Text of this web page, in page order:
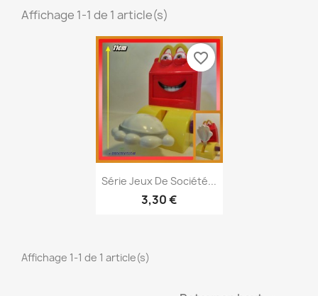
Affichage 1-1 de 1 article(s)
 Aperçu rapide
Série Jeux De Société...
3,30 €
favorite_border
Affichage 1-1 de 1 article(s)